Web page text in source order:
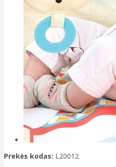
Prekės kodas: L20012